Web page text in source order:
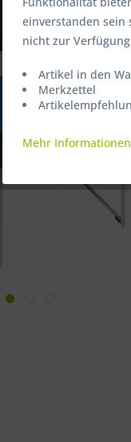
einverstanden sein
nicht zur
Artikel in den
Merkzettel
Mehr Informationen